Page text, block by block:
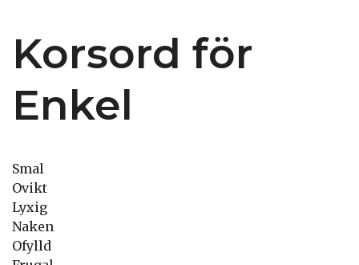
Korsord för
Enkel
Smal
Ovikt
Lyxig
Naken
Ofylld